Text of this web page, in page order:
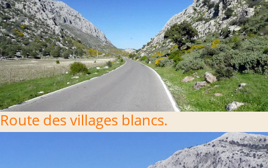
Route des villages blancs.